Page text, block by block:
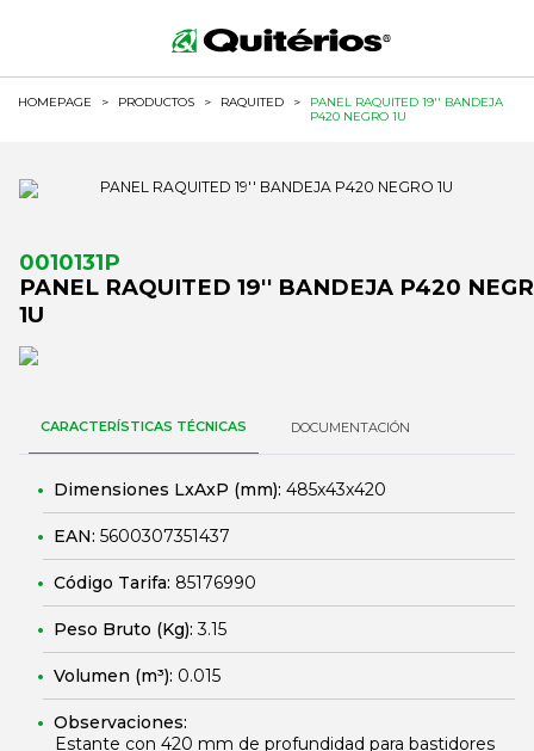
HOMEPAGE > PRODUCTOS > RAQUITED >
PANEL RAQUITED 19'' BANDEJA
P420 NEGRO 1U
0010131P
PANEL RAQUITED 19'' BANDEJA P420
1U
CARACTERÍSTICAS TÉCNICAS DOCUMENTACIÓN
Dimensiones LxAxP (mm): 485x43x420
EAN: 5600307351437
Código Tarifa: 85176990
Peso Bruto (Kg):3.15
Volumen (m³): 0.015
Observaciones:
Estante con 420 mm de profundidad para bastidores